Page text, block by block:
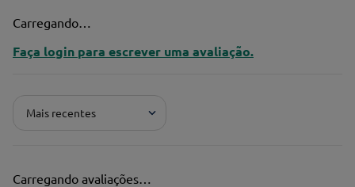
Carregando…
Faça login para escrever uma avaliação.
Mais recentes
Carregando avaliações…